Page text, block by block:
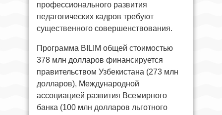
профессионального развития
педагогических кадров требуют
существенного совершенствования.
Программа BILIM общей стоимостью
378 млн долларов финансируется
правительством Узбекистана (273 млн
долларов), Международной
ассоциацией развития Всемирного
банка (100 млн долларов льготного